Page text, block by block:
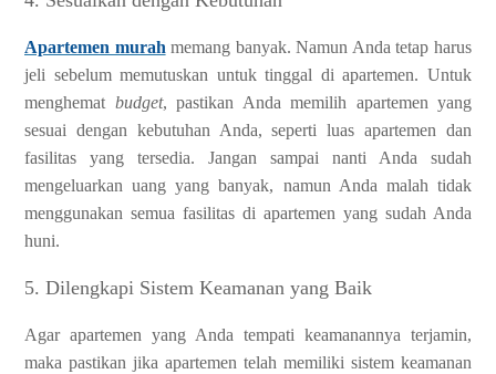
Apartemen murahmemang banyak. Namun Anda tetap harus
jeli sebelum memutuskan untuk tinggal di apartemen. Untuk
menghemat budget, pastikan Anda memilih apartemen yang
sesuai dengan kebutuhan Anda, seperti luas apartemen dan
fasilitas yang tersedia. Jangan sampai nanti Anda sudah
mengeluarkan uang yang banyak, namun Anda malah tidak
menggunakan semua fasilitas di apartemen yang sudah Anda
huni.
5. Dilengkapi Sistem Keamanan yang Baik
Agar apartemen yang Anda tempati keamanannya terjamin,
maka pastikan jika apartemen telah memiliki sistem keamanan